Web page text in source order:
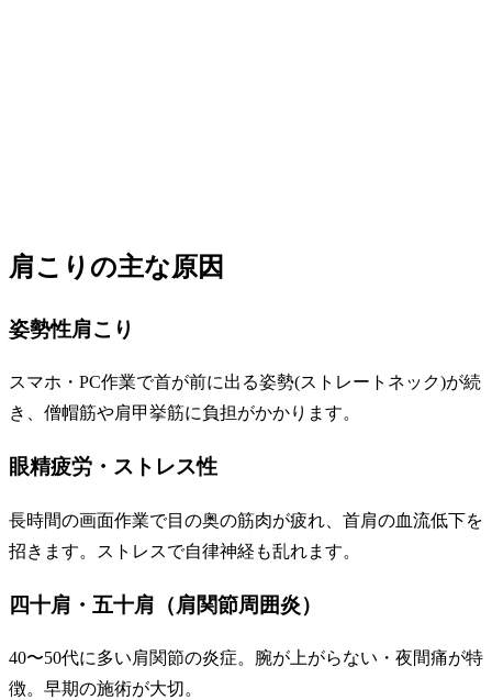
肩こりの主な原因
姿勢性肩こり
スマホ・PC作業で首が前に出る姿勢(ストレートネック)が続
き、僧帽筋や肩甲挙筋に負担がかかります。
眼精疲労・ストレス性
長時間の画面作業で目の奥の筋肉が疲れ、首肩の血流低下を
招きます。ストレスで自律神経も乱れます。
四十肩・五十肩（肩関節周囲炎）
40〜50代に多い肩関節の炎症。腕が上がらない・夜間痛が特
徴。早期の施術が大切。